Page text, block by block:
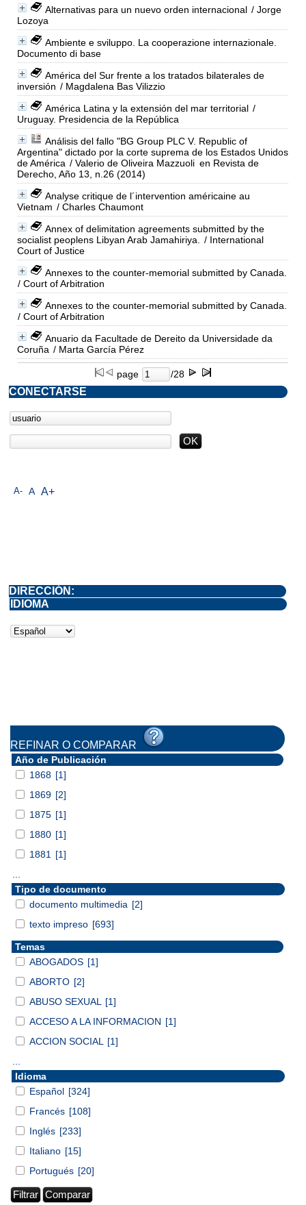
Alternativas para un nuevo orden internacional / Jorge
Lozoya
Ambiente e sviluppo. La cooperazione internazionale.
Documento di base
América del Sur frente a los tratados bilaterales de
inversión / Magdalena Bas Vilizzio
América Latina y la extensión del mar territorial /
Uruguay. Presidencia de la República
Análisis del fallo "BG Group PLC V. Republic of
Argentina" dictado por la corte suprema de los Estados Unidos
de América / Valerio de Oliveira Mazzuoli en Revista de
Derecho, Año 13, n.26 (2014)
Analyse critique de l´intervention américaine au
Vietnam / Charles Chaumont
Annex of delimitation agreements submitted by the
socialist peoplens Libyan Arab Jamahiriya.
/ International
Court of Justice
Annexes to the counter-memorial submitted by Canada.
/ Court of Arbitration
Annexes to the counter-memorial submitted by Canada.
/ Court of Arbitration
Anuario da Facultade de Dereito da Universidade da
Coruña / Marta García Pérez
page /28
A- A A+
CONECTARSE
DIRECCIÓN:
IDIOMA
REFINAR O COMPARAR
Año de Publicación
1868 [1]
1869 [2]
1875 [1]
1880 [1]
1881
[1]
Tipo de documento
documento multimedia [2]
texto impreso [693]
Temas
ABOGADOS [1]
ABORTO [2]
ABUSO SEXUAL
[1]
ACCESO A LA INFORMACION [1]
ACCION SOCIAL
[1]
Idioma
Español [324]
Francés [108]
Inglés [233]
Italiano [15]
Portugués [20]